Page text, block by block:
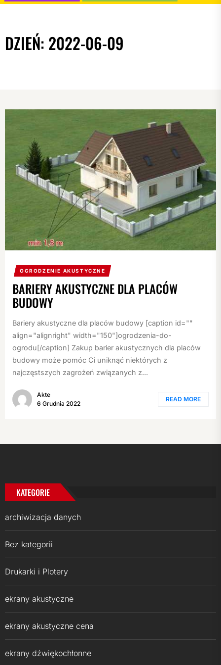
DZIEŃ: 2022-06-09
OGRODZENIE AKUSTYCZNE
BARIERY AKUSTYCZNE DLA PLACÓW
BUDOWY
Bariery akustyczne dla placów budowy [caption id=""
align="alignright" width="150"]ogrodzenia-do-
ogrodu[/caption] Zakup barier akustycznych dla placów
budowy może pomóc Ci uniknąć niektórych z
najczęstszych zagrożeń związanych z...
Akte
6 Grudnia 2022
READ MORE
KATEGORIE
archiwizacja danych
Bez kategorii
Drukarki i Plotery
ekrany akustyczne
ekrany akustyczne cena
ekrany dźwiękochłonne